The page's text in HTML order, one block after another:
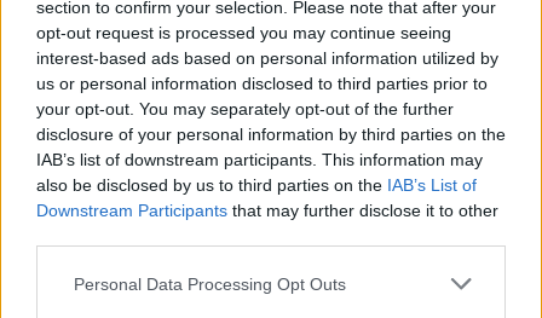
section to confirm your selection. Please note that after your
opt-out request is processed you may continue seeing
interest-based ads based on personal information utilized by
us or personal information disclosed to third parties prior to
your opt-out. You may separately opt-out of the further
disclosure of your personal information by third parties on the
IAB’s list of downstream participants. This information may
also be disclosed by us to third parties on the IAB’s List of
Downstream Participants that may further disclose it to other
Personal Data Processing Opt Outs